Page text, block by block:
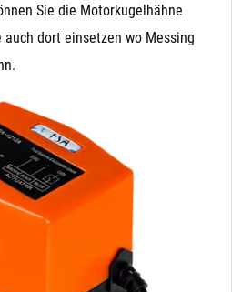
Sie die Motorkugelhähne
dort einsetzen wo Messing